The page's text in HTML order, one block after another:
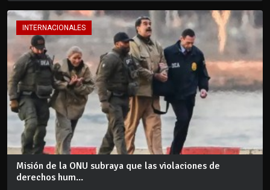
INTERNACIONALES
Misión de la ONU subraya que las violaciones de
derechos hum...